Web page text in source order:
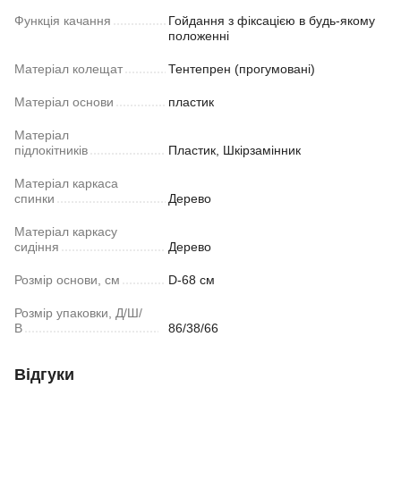
Функція качання
Гойдання з фіксацією в будь-якому
положенні
Матеріал колещат Тентепрен (прогумовані)
Матеріал основи пластик
Матеріал
підлокітників
Пластик, Шкірзамінник
Матеріал каркаса
спинки
Дерево
Матеріал каркасу
сидіння
Дерево
Розмір основи, см D-68 см
Розмір упаковки, Д/Ш/
В
86/38/66
Відгуки